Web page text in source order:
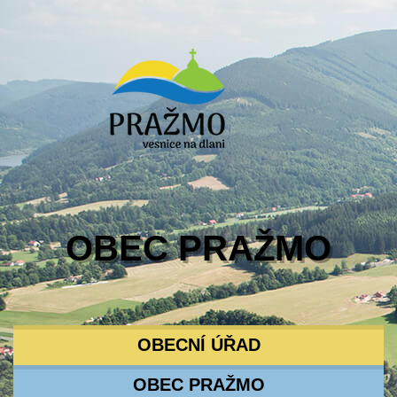
OBEC PRAŽMO
OBECNÍ ÚŘAD
OBEC PRAŽMO